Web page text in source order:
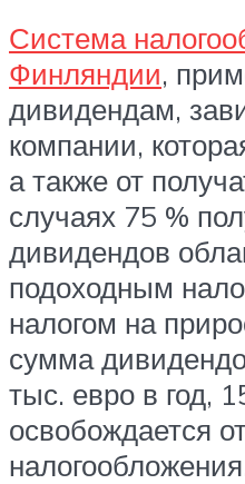
Система
Финляндии,
дивидендам,
компании,
а также от
случаях 75 %
дивидендов
подоходным
налогом на
сумма
тыс. евро в год,
освобождается